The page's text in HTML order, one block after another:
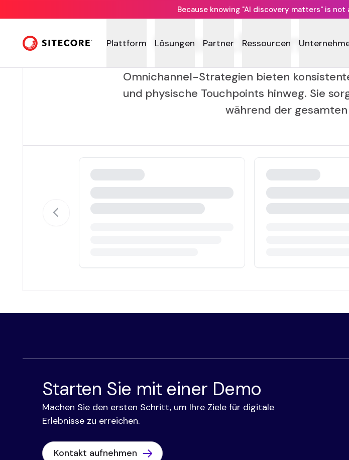
Because knowing "AI discovery matters" is not
Plattform Lösungen Partner Ressourcen
Omnichannel
Omnichannel-Strategien bieten
und physische Touchpoints hinweg. Sie
während der
Starten Sie mit einer Demo
Machen Sie den ersten Schritt, um Ihre Ziele für digitale
Erlebnisse zu erreichen.
Kontakt aufnehmen